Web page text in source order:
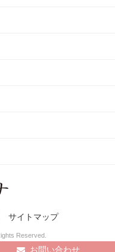
お問い合わせ
サイトマップ
Reserved.